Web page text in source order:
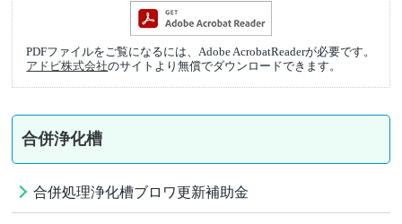
PDFファイルをご覧になるには、Adobe AcrobatReaderが必要です。
アドビ株式会社のサイトより無償でダウンロードできます。
合併浄化槽
合併処理浄化槽ブロワ更新補助金